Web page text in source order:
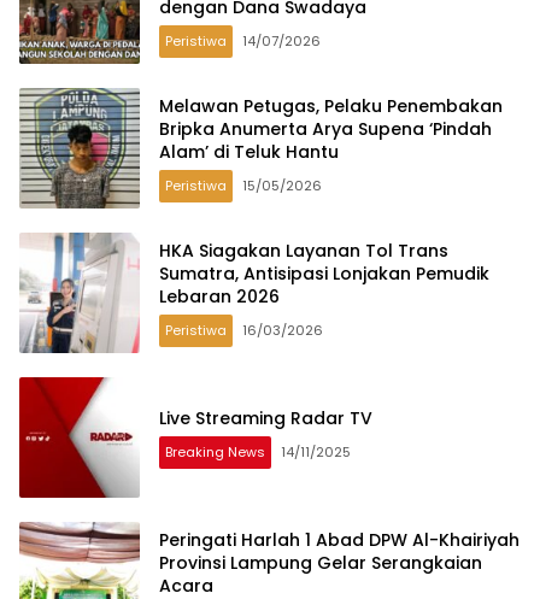
dengan Dana Swadaya
Peristiwa 14/07/2026
Melawan Petugas, Pelaku Penembakan
Bripka Anumerta Arya Supena ‘Pindah
Alam’ di Teluk Hantu
Peristiwa 15/05/2026
HKA Siagakan Layanan Tol Trans
Sumatra, Antisipasi Lonjakan Pemudik
Lebaran 2026
Peristiwa 16/03/2026
Live Streaming Radar TV
Breaking News 14/11/2025
Peringati Harlah 1 Abad DPW Al-Khairiyah
Provinsi Lampung Gelar Serangkaian
Acara